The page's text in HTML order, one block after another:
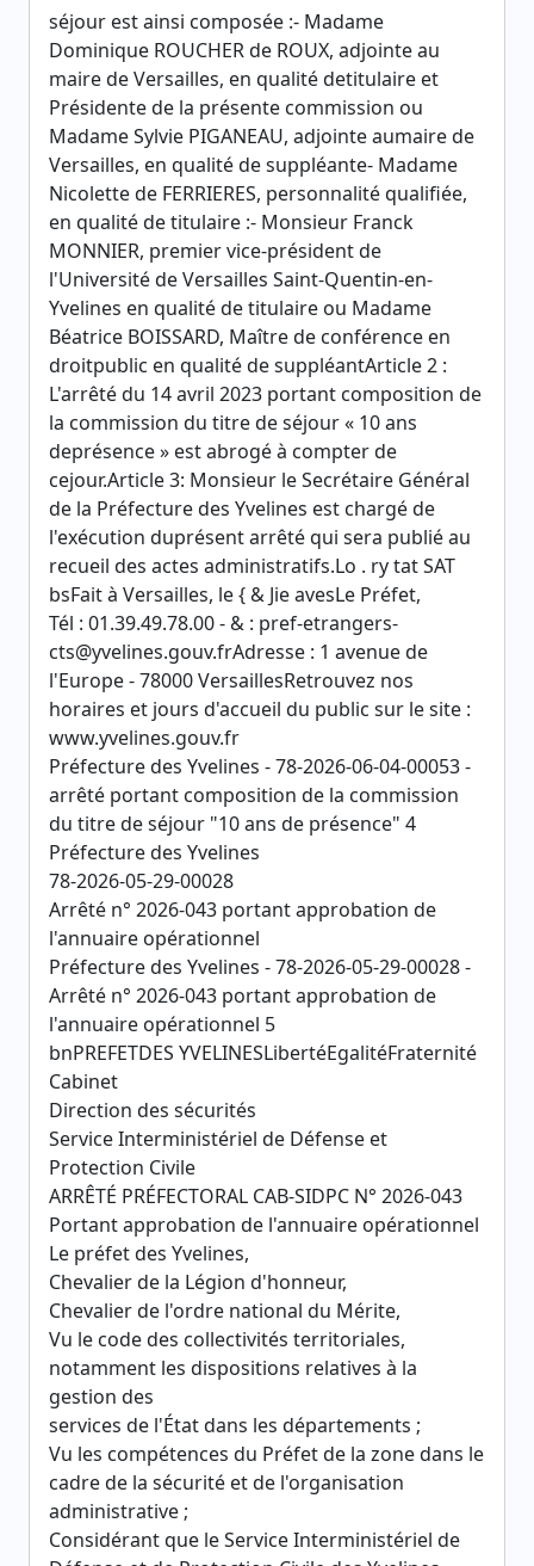
séjour est ainsi composée :- Madame
Dominique ROUCHER de ROUX, adjointe au
maire de Versailles, en qualité detitulaire et
Présidente de la présente commission ou
Madame Sylvie PIGANEAU, adjointe aumaire de
Versailles, en qualité de suppléante- Madame
Nicolette de FERRIERES, personnalité qualifiée,
en qualité de titulaire :- Monsieur Franck
MONNIER, premier vice-président de
l'Université de Versailles Saint-Quentin-en-
Yvelines en qualité de titulaire ou Madame
Béatrice BOISSARD, Maître de conférence en
droitpublic en qualité de suppléantArticle 2 :
L'arrêté du 14 avril 2023 portant composition de
la commission du titre de séjour « 10 ans
deprésence » est abrogé à compter de
cejour.Article 3: Monsieur le Secrétaire Général
de la Préfecture des Yvelines est chargé de
l'exécution duprésent arrêté qui sera publié au
recueil des actes administratifs.Lo . ry tat SAT
bsFait à Versailles, le { & Jie avesLe Préfet,
Tél : 01.39.49.78.00 - & : pref-etrangers-
cts@yvelines.gouv.frAdresse : 1 avenue de
l'Europe - 78000 VersaillesRetrouvez nos
horaires et jours d'accueil du public sur le site :
www.yvelines.gouv.fr
Préfecture des Yvelines - 78-2026-06-04-00053 -
arrêté portant composition de la commission
du titre de séjour "10 ans de présence" 4
Préfecture des Yvelines
78-2026-05-29-00028
Arrêté n° 2026-043 portant approbation de
l'annuaire opérationnel
Préfecture des Yvelines - 78-2026-05-29-00028 -
Arrêté n° 2026-043 portant approbation de
l'annuaire opérationnel 5
bnPREFETDES YVELINESLibertéEgalitéFraternité
Cabinet
Direction des sécurités
Service Interministériel de Défense et
Protection Civile
ARRÊTÉ PRÉFECTORAL CAB-SIDPC N° 2026-043
Portant approbation de l'annuaire opérationnel
Le préfet des Yvelines,
Chevalier de la Légion d'honneur,
Chevalier de l'ordre national du Mérite,
Vu le code des collectivités territoriales,
notamment les dispositions relatives à la
gestion des
services de l'État dans les départements ;
Vu les compétences du Préfet de la zone dans le
cadre de la sécurité et de l'organisation
administrative ;
Considérant que le Service Interministériel de